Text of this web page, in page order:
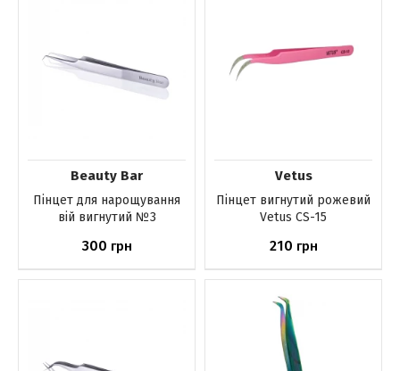
Beauty Bar
Пінцет для нарощування
вій вигнутий №3
300 грн
Vetus
Пінцет вигнутий рожевий
Vetus CS-15
210 грн